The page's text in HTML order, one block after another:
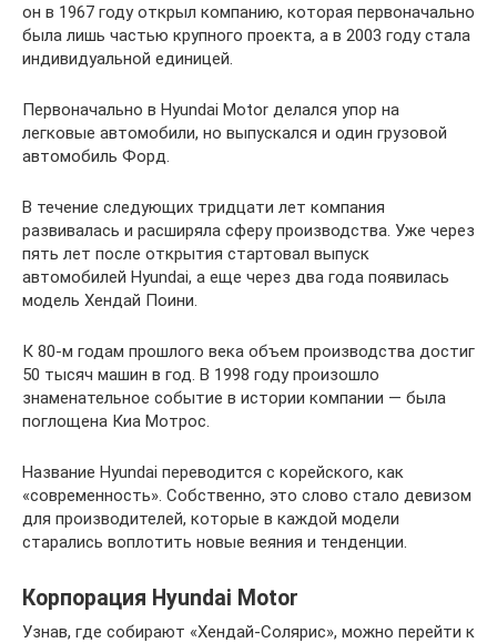
он в 1967 году открыл компанию, которая первоначально
была лишь частью крупного проекта, а в 2003 году стала
индивидуальной единицей.
Первоначально в Hyundai Motor делался упор на
легковые автомобили, но выпускался и один грузовой
автомобиль Форд.
В течение следующих тридцати лет компания
развивалась и расширяла сферу производства. Уже через
пять лет после открытия стартовал выпуск
автомобилей Hyundai, а еще через два года появилась
модель Хендай Поини.
К 80-м годам прошлого века объем производства достиг
50 тысяч машин в год. В 1998 году произошло
знаменательное событие в истории компании — была
поглощена Киа Мотрос.
Название Hyundai переводится с корейского, как
«современность». Собственно, это слово стало девизом
для производителей, которые в каждой модели
старались воплотить новые веяния и тенденции.
Корпорация Hyundai Motor
Узнав, где собирают «Хендай-Солярис», можно перейти к